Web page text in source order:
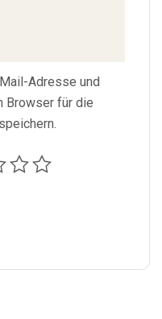
Adresse und
Browser für die